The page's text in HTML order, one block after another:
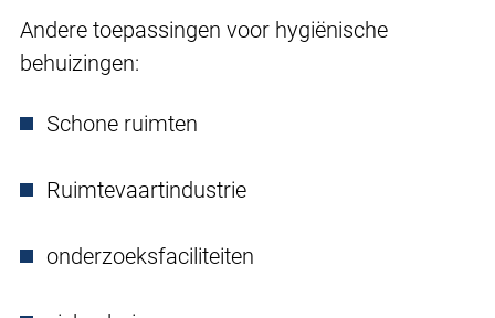
Andere toepassingen voor hygiënische
behuizingen:
Schone ruimten
Ruimtevaartindustrie
onderzoeksfaciliteiten